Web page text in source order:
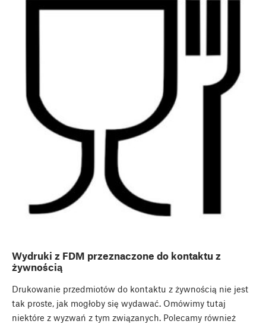
Wydruki z FDM przeznaczone do kontaktu z
żywnością
Drukowanie przedmiotów do kontaktu z żywnością nie jest
tak proste, jak mogłoby się wydawać. Omówimy tutaj
niektóre z wyzwań z tym związanych. Polecamy również